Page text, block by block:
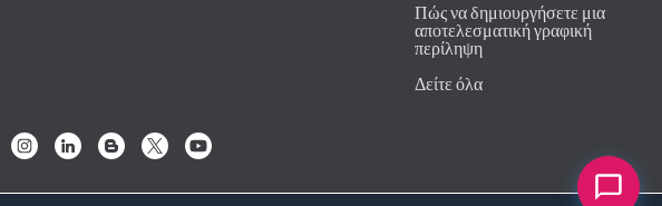
Πώς να δημιουργήσετε μια
αποτελεσματική γραφική
περίληψη
Δείτε όλα